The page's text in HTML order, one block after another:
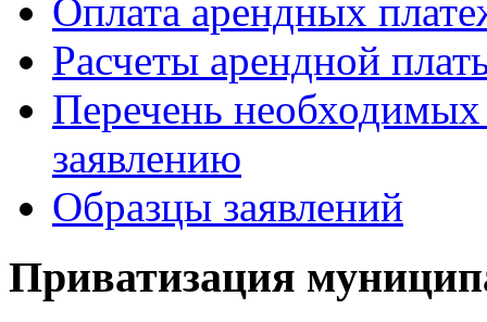
Оплата арендных
Расчеты арендной
Перечень
заявлению
Образцы заявлений
Приватизация